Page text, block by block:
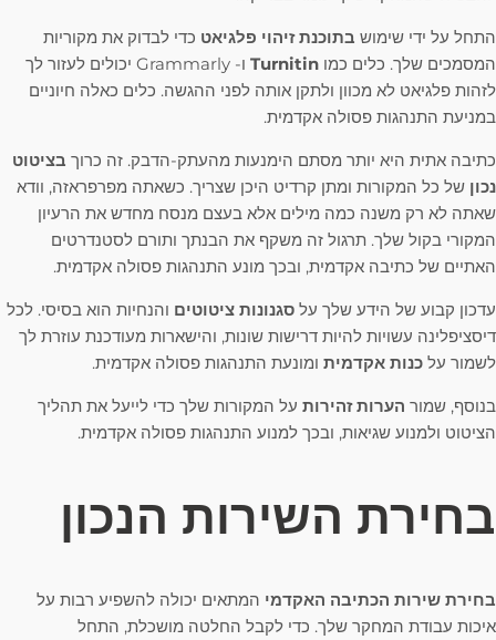
התחל על ידי שימוש בתוכנת זיהוי פלגיאט כדי לבדוק את מקוריות
המסמכים שלך. כלים כמו Turnitin
ו- Grammarly יכולים לעזור לך
לזהות פלגיאט לא מכוון ולתקן אותה לפני ההגשה. כלים כאלה חיוניים
במניעת התנהגות פסולה אקדמית.
כתיבה אתית היא יותר מסתם הימנעות מהעתק-הדבק. זה כרוך בציטוט
נכון של כל המקורות ומתן קרדיט היכן שצריך. כשאתה מפרפראזה, וודא
שאתה לא רק משנה כמה מילים אלא בעצם מנסח מחדש את הרעיון
המקורי בקול שלך. תרגול זה משקף את הבנתך ותורם לסטנדרטים
האתיים של כתיבה אקדמית, ובכך מונע התנהגות פסולה אקדמית.
עדכון קבוע של הידע שלך על סגנונות ציטוטים והנחיות הוא בסיסי. לכל
דיסציפלינה עשויות להיות דרישות שונות, והישארות מעודכנת עוזרת לך
לשמור על כנות אקדמית ומונעת התנהגות פסולה אקדמית.
בנוסף, שמור הערות זהירות על המקורות שלך כדי לייעל את תהליך
הציטוט ולמנוע שגיאות, ובכך למנוע התנהגות פסולה אקדמית.
בחירת השירות הנכון
בחירת שירות הכתיבה האקדמי המתאים יכולה להשפיע רבות על
איכות עבודת המחקר שלך. כדי לקבל החלטה מושכלת, התחל